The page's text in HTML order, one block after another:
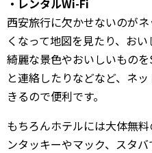
西安旅行に欠かせないのが
くなって地図を見たり、おい
綺麗な景色やおいしいもの
と連絡したりなどなど、ネ
きるので便利です。
もちろんホテルには大体無
ンタッキーやマック、スタ